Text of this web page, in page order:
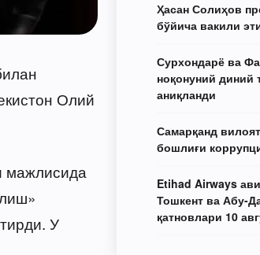
Олий
мажлисида
У
Ҳасан Солиҳов
бўйича вакили
Сурхондарё ва
ноқонуний
аниқланди
Самарқанд
бошлиғи
Etihad Airways
Тошкент ва Абу-
қатновлари 10